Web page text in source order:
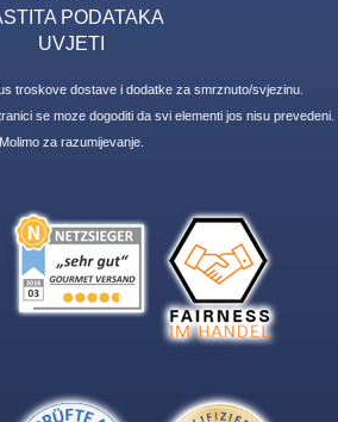
PODATAKA
UVJETI
troskove dostave i dodatke za smrznuto/svjezinu.
se moze dogoditi da svi elementi jos nisu prevedeni.
Molimo za razumijevanje.